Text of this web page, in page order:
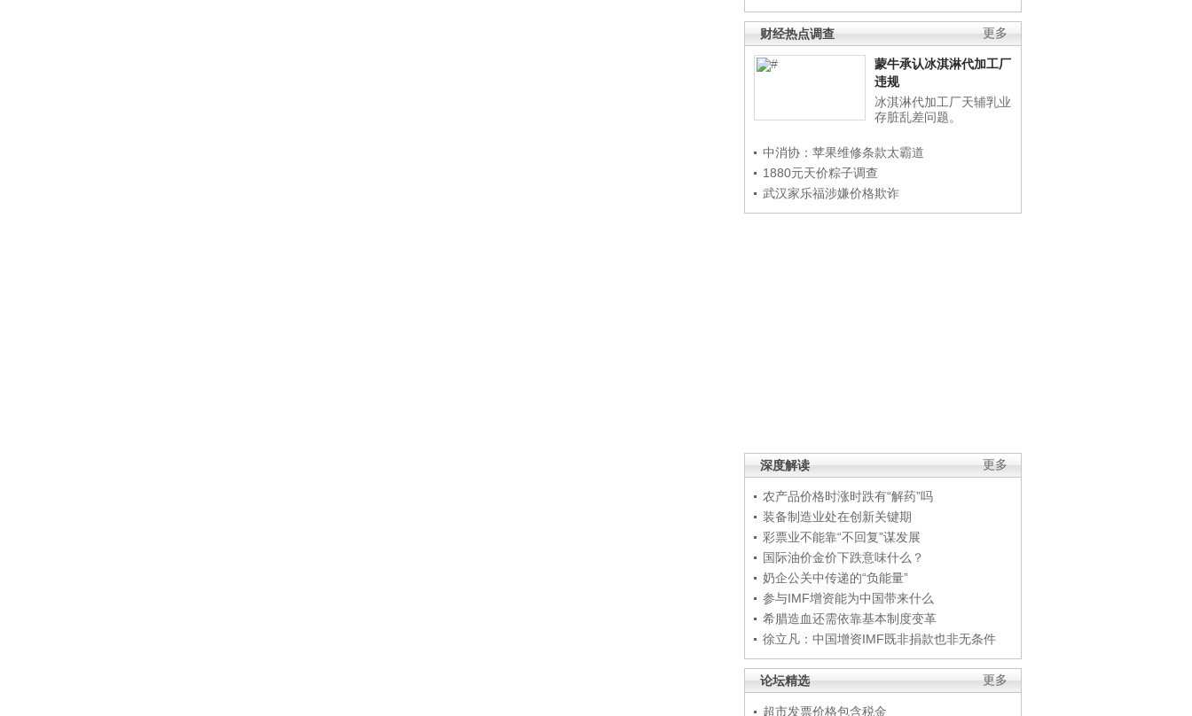
更多
财经热点调查
蒙牛承认冰淇淋代加工厂
违规
冰淇淋代加工厂天辅乳业
存脏乱差问题。
中消协：苹果维修条款太霸道
1880元天价粽子调查
武汉家乐福涉嫌价格欺诈
更多
深度解读
农产品价格时涨时跌有“解药”吗
装备制造业处在创新关键期
彩票业不能靠“不回复”谋发展
国际油价金价下跌意味什么？
奶企公关中传递的“负能量”
参与IMF增资能为中国带来什么
希腊造血还需依靠基本制度变革
徐立凡：中国增资IMF既非捐款也非无条件
更多
论坛精选
超市发票价格包含税金